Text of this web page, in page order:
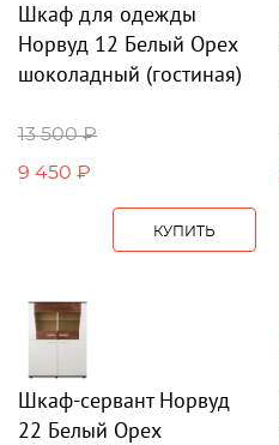
Шкаф для одежды
Норвуд 12 Белый Орех
шоколадный (гостиная)
13 500 ₽
9 450 ₽
КУПИТЬ
Шкаф-сервант Норвуд
22 Белый Орех